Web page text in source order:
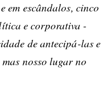
em escândalos, cinco
e corporativa -
de antecipá-las e
nosso lugar no